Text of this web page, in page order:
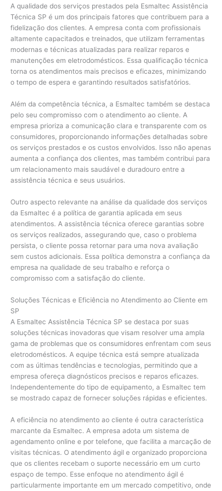
A qualidade dos serviços prestados pela Esmaltec Assistência
Técnica SP é um dos principais fatores que contribuem para a
fidelização dos clientes. A empresa conta com profissionais
altamente capacitados e treinados, que utilizam ferramentas
modernas e técnicas atualizadas para realizar reparos e
manutenções em eletrodomésticos. Essa qualificação técnica
torna os atendimentos mais precisos e eficazes, minimizando
o tempo de espera e garantindo resultados satisfatórios.
Além da competência técnica, a Esmaltec também se destaca
pelo seu compromisso com o atendimento ao cliente. A
empresa prioriza a comunicação clara e transparente com os
consumidores, proporcionando informações detalhadas sobre
os serviços prestados e os custos envolvidos. Isso não apenas
aumenta a confiança dos clientes, mas também contribui para
um relacionamento mais saudável e duradouro entre a
assistência técnica e seus usuários.
Outro aspecto relevante na análise da qualidade dos serviços
da Esmaltec é a política de garantia aplicada em seus
atendimentos. A assistência técnica oferece garantias sobre
os serviços realizados, assegurando que, caso o problema
persista, o cliente possa retornar para uma nova avaliação
sem custos adicionais. Essa política demonstra a confiança da
empresa na qualidade de seu trabalho e reforça o
compromisso com a satisfação do cliente.
Soluções Técnicas e Eficiência no Atendimento ao Cliente em
SP
A Esmaltec Assistência Técnica SP se destaca por suas
soluções técnicas inovadoras que visam resolver uma ampla
gama de problemas que os consumidores enfrentam com seus
eletrodomésticos. A equipe técnica está sempre atualizada
com as últimas tendências e tecnologias, permitindo que a
empresa ofereça diagnósticos precisos e reparos eficazes.
Independentemente do tipo de equipamento, a Esmaltec tem
se mostrado capaz de fornecer soluções rápidas e eficientes.
A eficiência no atendimento ao cliente é outra característica
marcante da Esmaltec. A empresa adota um sistema de
agendamento online e por telefone, que facilita a marcação de
visitas técnicas. O atendimento ágil e organizado proporciona
que os clientes recebam o suporte necessário em um curto
espaço de tempo. Esse enfoque no atendimento ágil é
particularmente importante em um mercado competitivo, onde